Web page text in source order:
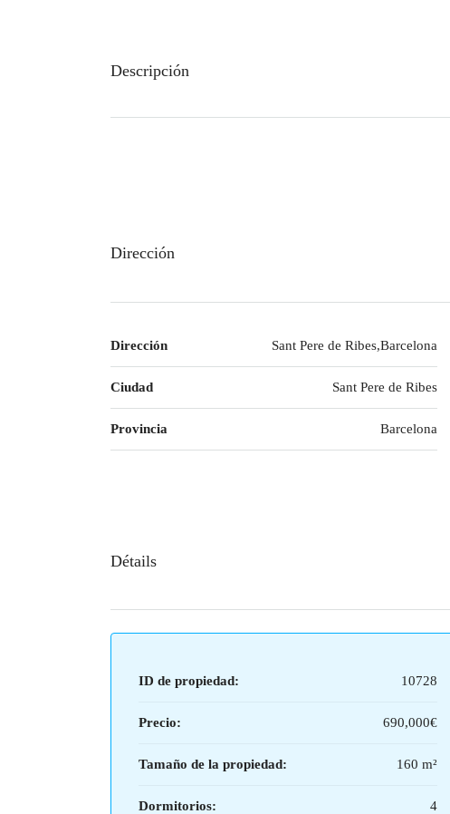
Descripción
Dirección
Dirección Sant Pere de Ribes,Barcelona
Ciudad Sant Pere de Ribes
Provincia Barcelona
Détails
ID de propiedad: 10728
Precio: 690,000€
Tamaño de la propiedad: 160 m²
Dormitorios: 4